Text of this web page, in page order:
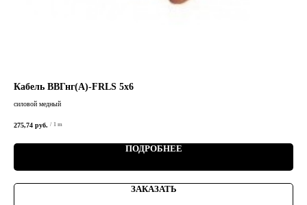
Кабель ВВГнг(А)-FRLS 5х6
силовой медный
275,74 руб. / 1 m
ПОДРОБНЕЕ
ЗАКАЗАТЬ